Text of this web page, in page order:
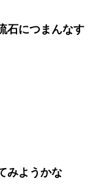
石につまんなす
みようかな